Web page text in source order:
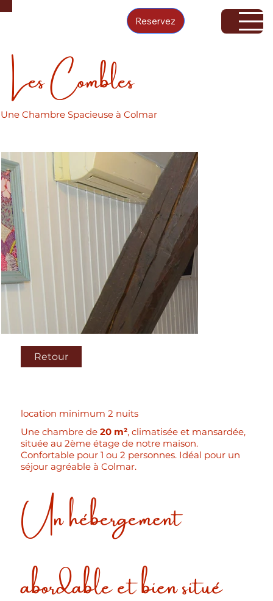
Reservez
Les Combles
Une Chambre Spacieuse à Colmar
Retour
location minimum 2 nuits
Une chambre de 20 m², climatisée et mansardée,
située au 2ème étage de notre maison.​
Confortable pour 1 ou 2 personnes.​ Idéal pour un
séjour agréable à Colmar.
Un hébergement
abordable et bien situé